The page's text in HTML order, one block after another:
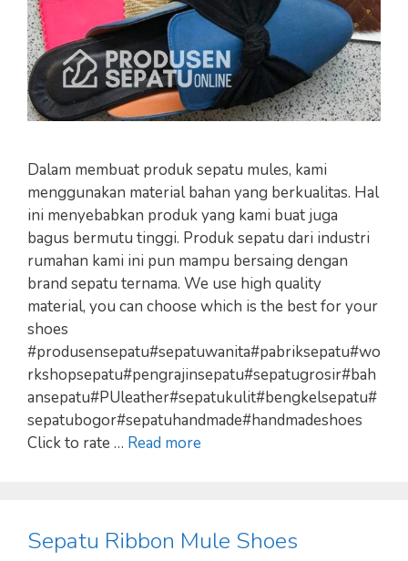
Dalam membuat produk sepatu mules, kami
menggunakan material bahan yang berkualitas. Hal
ini menyebabkan produk yang kami buat juga
bagus bermutu tinggi. Produk sepatu dari industri
rumahan kami ini pun mampu bersaing dengan
brand sepatu ternama. We use high quality
material, you can choose which is the best for your
shoes
#produsensepatu#sepatuwanita#pabriksepatu#wo
rkshopsepatu#pengrajinsepatu#sepatugrosir#bah
ansepatu#PUleather#sepatukulit#bengkelsepatu#
sepatubogor#sepatuhandmade#handmadeshoes
Click to rate … Read more
Sepatu Ribbon Mule Shoes